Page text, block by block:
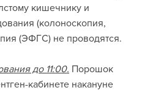
кишечнику и
(колоноскопия,
(ЭФГС) не проводятся.
до 11:00. Порошок
кабинете накануне